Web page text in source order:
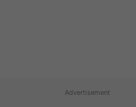
Advertisement